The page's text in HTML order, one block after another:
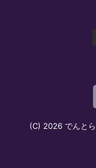
(C) 2026 でんとら